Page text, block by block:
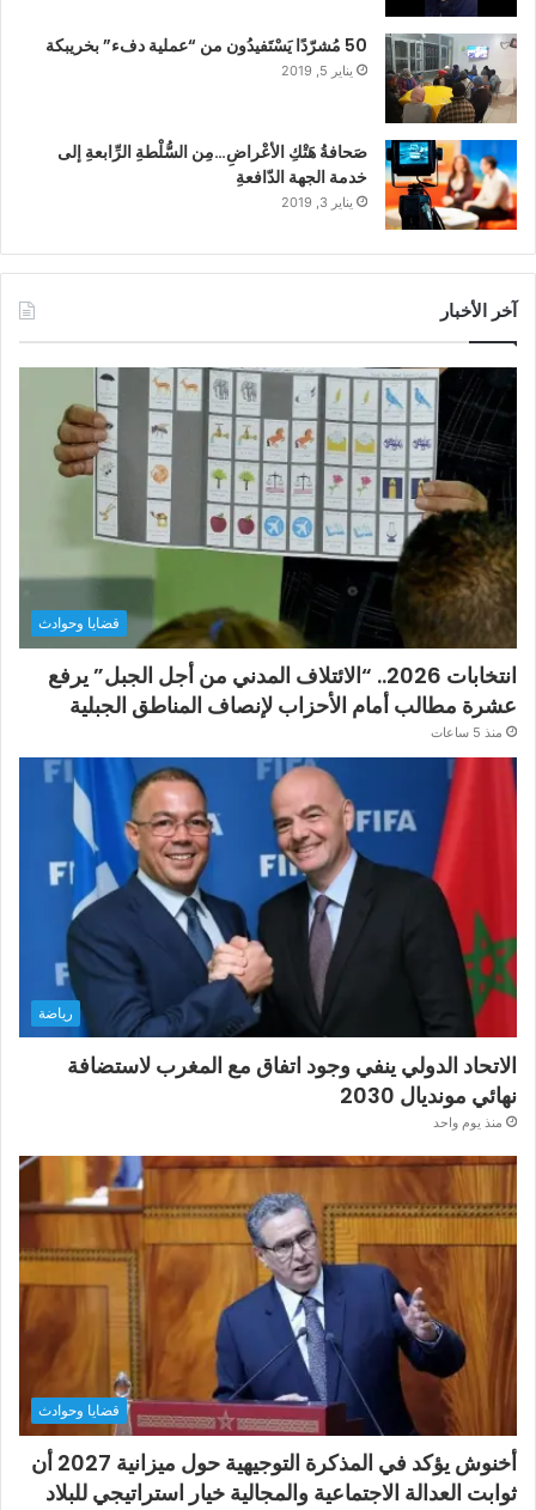
50 مُشرّدًا يَسْتَفيدُون من “عملية دفء” بخريبكة
يناير 5, 2019
صَحافةُ هَتْكِ الأعْراضِ…مِن السُّلْطةِ الرِّابعةِ إلى
خدمة الجهة الدّافعةِ
يناير 3, 2019
آخر الأخبار
قضايا وحوادث
انتخابات 2026.. “الائتلاف المدني من أجل الجبل” يرفع
عشرة مطالب أمام الأحزاب لإنصاف المناطق الجبلية
منذ 5 ساعات
رياضة
الاتحاد الدولي ينفي وجود اتفاق مع المغرب لاستضافة
نهائي مونديال 2030
منذ يوم واحد
قضايا وحوادث
أخنوش يؤكد في المذكرة التوجيهية حول ميزانية 2027 أن
ثوابت العدالة الاجتماعية والمجالية خيار استراتيجي للبلاد